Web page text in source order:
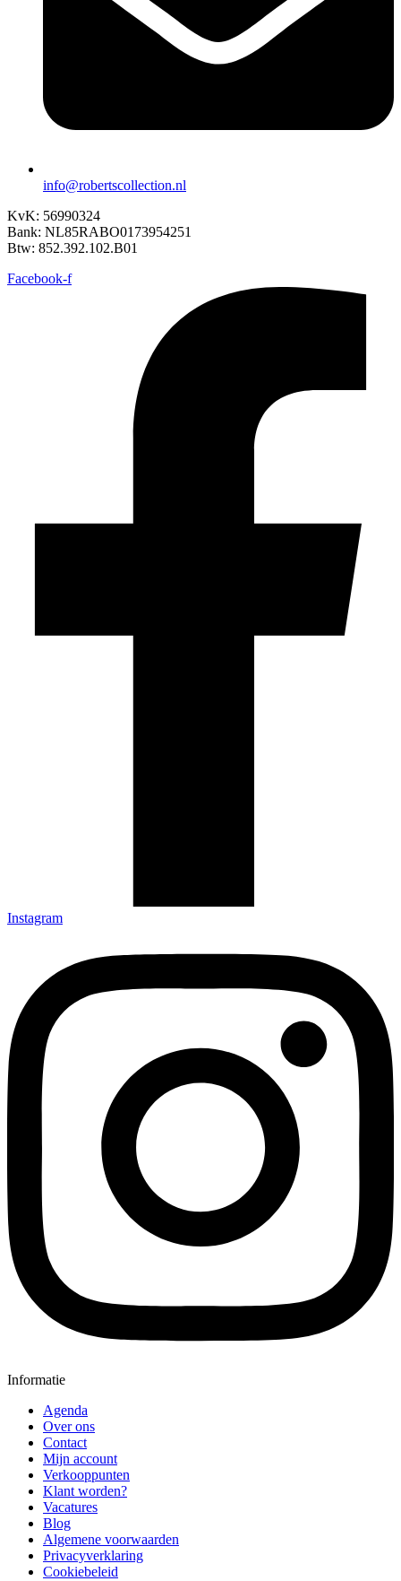
info@robertscollection.nl
KvK: 56990324
Bank: NL85RABO0173954251
Btw: 852.392.102.B01
Facebook-f
Instagram
Informatie
Agenda
Over ons
Contact
Mijn account
Verkooppunten
Klant worden?
Vacatures
Blog
Algemene voorwaarden
Privacyverklaring
Cookiebeleid